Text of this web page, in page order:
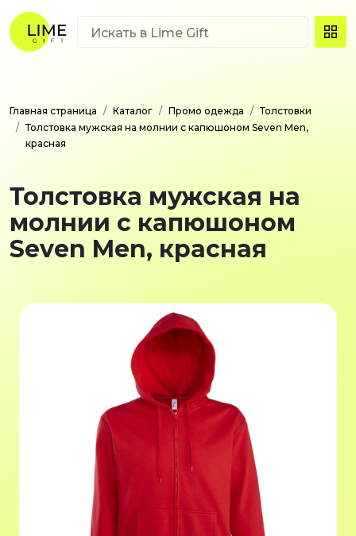
Главная страница Каталог Промо одежда
Толстовки
Толстовка мужская на молнии с капюшоном Seven Men,
красная
Толстовка мужская на
молнии с капюшоном
Seven Men, красная